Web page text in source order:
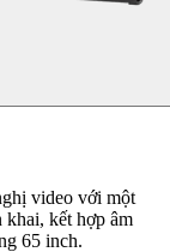
video với một
khai, kết hợp âm
65 inch.